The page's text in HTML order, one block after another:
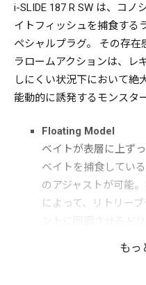
i-SLIDE 187 R SW は、コ
イトフィッシュを捕食する
ペシャルプラグ。 その存在
ラロームアクションは、レ
しにくい状況下において絶
能動的に誘発するモンスタ
Floating Model
ベイトが表層に上ず
ベイトを捕食してい
のアジャストが可能
によって、リトリー
もっ